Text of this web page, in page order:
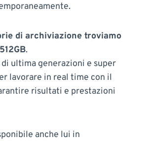
di archiviazione troviamo
.
ultima generazioni e super
lavorare in real time con il
risultati e prestazioni
anche lui in